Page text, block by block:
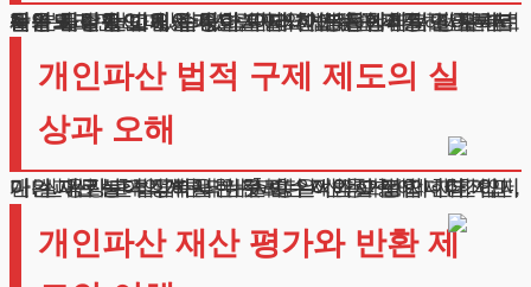
채무로 인한 고민이 깊어지면서 법적 구제를 고려하시는 분들이 늘고 있습니다. 이러한 상황에서 가장 근본적인 해결책인 개인파산 불이익에 대해 걱정하시는 분들을 자주 만나게 됩니다. 이러한 분들에게는 먼저 파산의 실상을 이해시켜드릴 필요가 있습니다. 결론부터 말씀드리면, 법원을 통한 구제 제도는 합리적인 절차로 운영되고 있으며, 신중한 판단 하에 진행한다면 오히려 재기의 발판이 될 수 있습니다.
개인파산 법적 구제 제도의 실
상과 오해
개인파산 불이익에 대한 우려는 이해할 만합니다. 하지만 실제로는 걱정하시는 것보다 제약사항이 제한적입니다. 가장 흔히 거론되는 사항은 신용거래의 제한입니다. 신용카드 발급이나 대출이 일시적으로 제한되지만, 이는 재무상태 회복을 위한 필수적인 과정입니다.
개인파산 재산 평가와 반환 제